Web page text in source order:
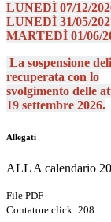
LUNEDÌ 07/12/
LUNEDÌ 31/05/
MARTEDÌ 01/06/
La sospensione
recuperata con lo
svolgimento delle
19 settembre 2026.
Allegati
ALL A calendario
File PDF
Contatore click: 208